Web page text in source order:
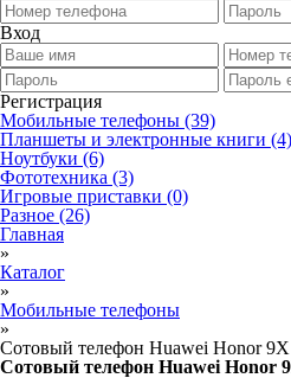
Вход
Регистрация
Мобильные телефоны (39)
Планшеты и электронные книги (4)
Ноутбуки (6)
Фототехника (3)
Игровые приставки (0)
Разное (26)
Главная
»
Каталог
»
Мобильные телефоны
»
Сотовый телефон Huawei Honor
Сотовый телефон Huawei Honor